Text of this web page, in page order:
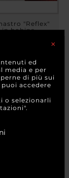
"Reflex"
in bobina ...
da5,00 €
CAD.
da
apparire in
di
dello
di contrasto,
×
ed
media e per
di più sui
accedere
o selezionarli